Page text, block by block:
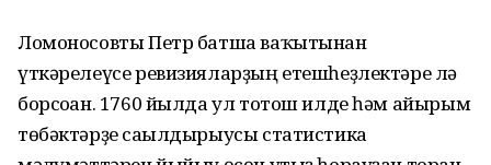
Ломоносовты Петр батша ваҡытынан
үткәрелеүсе ревизияларҙың етешһеҙлектәре лә
борсоған. 1760 йылда ул тотош илде һәм айырым
төбәктәрҙе сағылдырыусы статистика